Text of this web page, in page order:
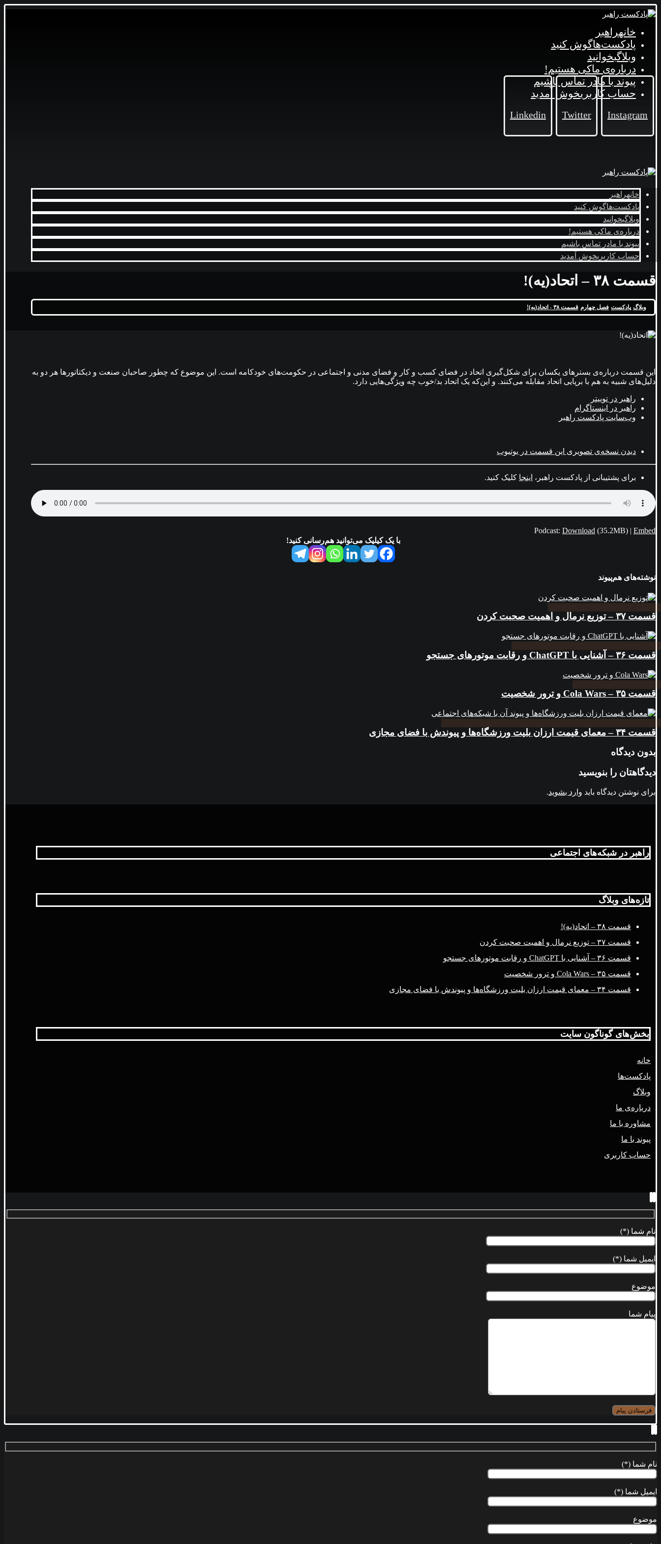
خانهراهبر
پادکست‌هاگوش کنید
وبلاگبخوانید
درباره‌ی ماکی هستیم!
پیوند با مادر تماس باشیم
حساب کاربریخوش آمدید
Linkedin Twitter Instagram
خانهراهبر
پادکست‌هاگوش کنید
وبلاگبخوانید
درباره‌ی ماکی هستیم!
پیوند با مادر تماس باشیم
حساب کاربریخوش آمدید
قسمت ۳۸ – اتحاد(یه)!
وبلاگ پادکست فصل چهارم قسمت ۳۸ - اتحاد(یه)!
این قسمت درباره‌ی بسترهای یکسان برای شکل‌گیری اتحاد در فضای کسب و کار و فضای مدنی و اجتماعی در حکومت‌های خودکامه است. این‌ موضوع که چطور صاحبان صنعت و دیکتاتورها هر دو به
دلیل‌های شبیه به هم با برپایی اتحاد مقابله می‌کنند. و این‌که یک اتحاد بد/خوب چه ویژگی‌هایی دارد.
راهبر در توییتر
راهبر در اینستاگرام
وب‌سایت پادکست راهبر
دیدن نسخه‌ی تصویری این قسمت در یوتیوب
برای پشتیبانی از پادکست راهبر، اینجا کلیک کنید.
Podcast: Download (35.2MB) | Embed
با یک کیلیک می‌توانید هم‌رسانی کنید!
نوشته‌های هم‌پیوند
قسمت ۳۷ – توزیع نرمال و اهمیت صحبت کردن
قسمت ۳۶ – آشنایی با ChatGPT و رقابت موتورهای جستجو
قسمت ۳۵ – Cola Wars و ترور شخصیت
قسمت ۳۴ – معمای قیمت ارزان بلیت ورزشگاه‌ها و پیوندش با فضای مجازی
بدون دیدگاه
دیدگاهتان را بنویسید
برای نوشتن دیدگاه باید وارد بشوید.
راهبر در شبکه‌های اجتماعی
تازه‌های وبلاگ
قسمت ۳۸ – اتحاد(یه)!
قسمت ۳۷ – توزیع نرمال و اهمیت صحبت کردن
قسمت ۳۶ – آشنایی با ChatGPT و رقابت موتورهای جستجو
قسمت ۳۵ – Cola Wars و ترور شخصیت
قسمت ۳۴ – معمای قیمت ارزان بلیت ورزشگاه‌ها و پیوندش با فضای مجازی
بخش‌های گوناگون سایت
خانه
پادکست‌ها
وبلاگ
درباره‌ی ما
مشاوره با ما
پیوند با ما
حساب کاربری
نام شما (*)
ایمیل شما (*)
موضوع
پیام شما
نام شما (*)
ایمیل شما (*)
موضوع